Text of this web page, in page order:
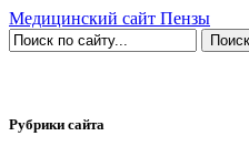
Медицинский сайт Пензы
Рубрики сайта